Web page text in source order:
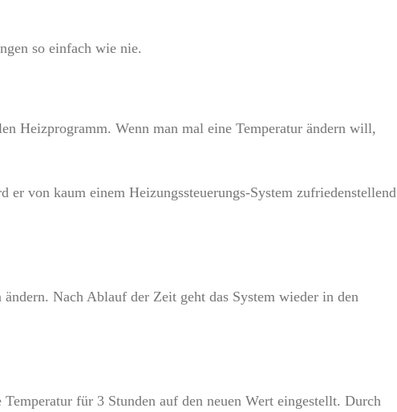
so einfach wie nie.
Heizprogramm. Wenn man mal eine Temperatur ändern will,
von kaum einem Heizungssteuerungs-System zufriedenstellend
Nach Ablauf der Zeit geht das System wieder in den
für 3 Stunden auf den neuen Wert eingestellt. Durch